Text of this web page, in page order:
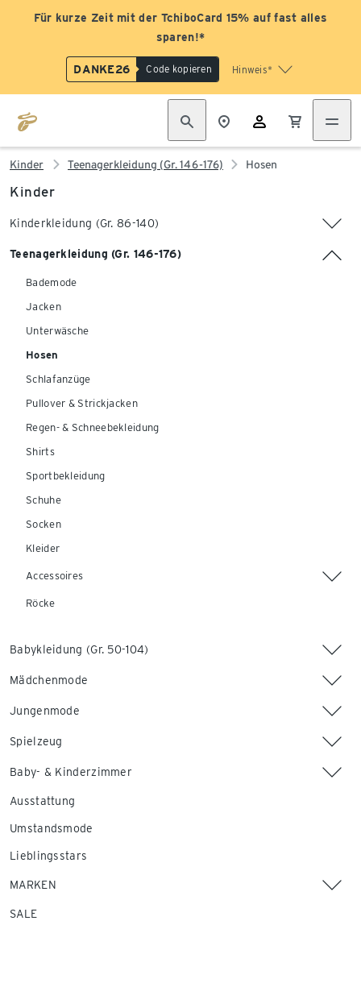
Für kurze Zeit mit der TchiboCard 15% auf fast alles
sparen!*
DANKE26 Code kopieren Hinweis*
Kinder Teenagerkleidung (Gr. 146-176) Hosen
Kinder
Kinderkleidung (Gr. 86-140)
Teenagerkleidung (Gr. 146-176)
Bademode
Jacken
Unterwäsche
Hosen
Schlafanzüge
Pullover & Strickjacken
Regen- & Schneebekleidung
Shirts
Sportbekleidung
Schuhe
Socken
Kleider
Accessoires
Röcke
Babykleidung (Gr. 50-104)
Mädchenmode
Jungenmode
Spielzeug
Baby- & Kinderzimmer
Ausstattung
Umstandsmode
Lieblingsstars
MARKEN
SALE